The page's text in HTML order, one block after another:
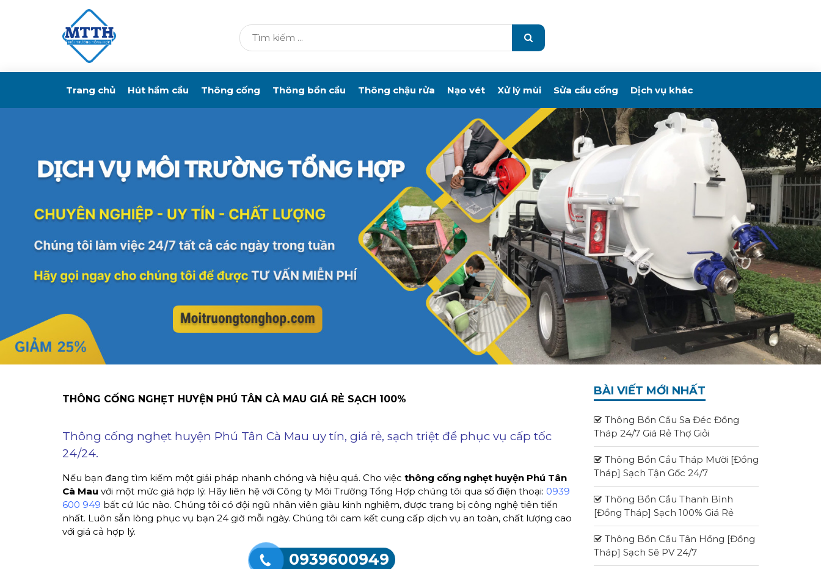
Trang chủ Hút hầm cầu Thông cống Thông bồn cầu Thông chậu rửa Nạo vét Xử lý mùi Sửa cầu cống Dịch vụ khác
THÔNG CỐNG NGHẸT HUYỆN PHÚ TÂN CÀ MAU GIÁ RẺ SẠCH 100%
Thông cống nghẹt huyện Phú Tân Cà Mau uy tín, giá rẻ, sạch triệt để phục vụ cấp tốc
24/24.
Nếu bạn đang tìm kiếm một giải pháp nhanh chóng và hiệu quả. Cho việc thông cống nghẹt huyện Phú Tân
Cà Mau với một mức giá hợp lý. Hãy liên hệ với Công ty Môi Trường Tổng Hợp chúng tôi qua số điện thoại: 0939
600 949 bất cứ lúc nào. Chúng tôi có đội ngũ nhân viên giàu kinh nghiệm, được trang bị công nghệ tiên tiến
nhất. Luôn sẵn lòng phục vụ bạn 24 giờ mỗi ngày. Chúng tôi cam kết cung cấp dịch vụ an toàn, chất lượng cao
với giá cả hợp lý.
0939600949
BÀI VIẾT MỚI NHẤT
Thông Bồn Cầu Sa Đéc Đồng
Tháp 24/7 Giá Rẻ Thợ Giỏi
Thông Bồn Cầu Tháp Mười [Đồng
Tháp] Sạch Tận Gốc 24/7
Thông Bồn Cầu Thanh Bình
[Đồng Tháp] Sạch 100% Giá Rẻ
Thông Bồn Cầu Tân Hồng [Đồng
Tháp] Sạch Sẽ PV 24/7